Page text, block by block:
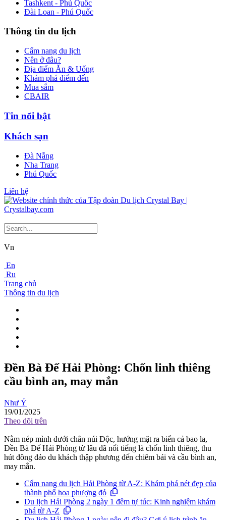
Tashkent - Phú Quốc
Đài Loan - Phú Quốc
Thông tin du lịch
Cẩm nang du lịch
Nên ở đâu?
Địa điểm Ăn & Uống
Khám phá điểm đến
Mua sắm
CBAIR
Tin nổi bật
Khách sạn
Đà Nẵng
Nha Trang
Phú Quốc
Liên hệ
Vn
En
Ru
Trang chủ
Thông tin du lịch
Đền Bà Đế Hải Phòng: Chốn linh thiêng
cầu bình an, may mắn
Như Ý
19/01/2025
Theo dõi trên
Nằm nép mình dưới chân núi Độc, hướng mặt ra biển cả bao la,
Đền Bà Đế Hải Phòng từ lâu đã nổi tiếng là chốn linh thiêng, thu
hút đông đảo du khách thập phương đến chiêm bái và cầu bình an,
may mắn.
Cẩm nang du lịch Hải Phòng từ A-Z: Khám phá nét đẹp của
thành phố hoa phượng đỏ
Du lịch Hải Phòng 2 ngày 1 đêm tự túc: Kinh nghiệm khám
phá từ A-Z